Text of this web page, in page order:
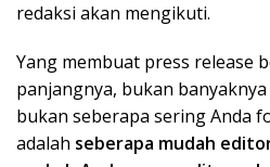
redaksi akan mengikuti.
Yang membuat press release
panjangnya, bukan
bukan seberapa sering Anda
adalah seberapa mudah